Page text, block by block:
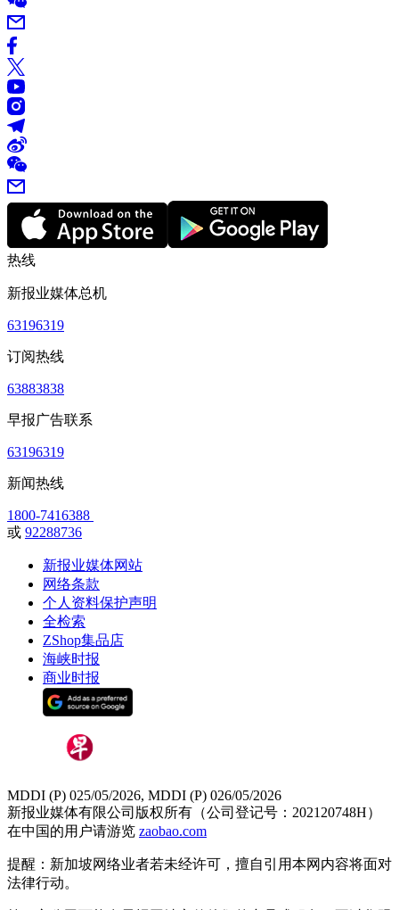
热线
新报业媒体总机
63196319
订阅热线
63883838
早报广告联系
63196319
新闻热线
1800-7416388
或 92288736
新报业媒体网站
网络条款
个人资料保护声明
全检索
ZShop集品店
海峡时报
商业时报
MDDI (P) 025/05/2026, MDDI (P) 026/05/2026
新报业媒体有限公司版权所有（公司登记号：202120748H）
在中国的用户请游览 zaobao.com
提醒：新加坡网络业者若未经许可，擅自引用本网内容将面对
法律行动。